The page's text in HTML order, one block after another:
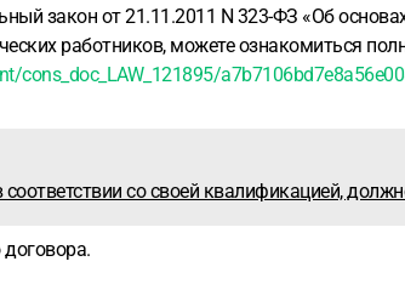
закон от 21.11.2011 N 323-ФЗ «Об
работников, можете ознакомиться
cons_doc_LAW_121895/
соответствии со своей квалификацией,